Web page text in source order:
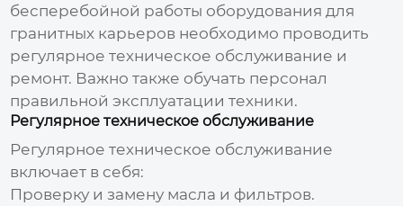
бесперебойной работы оборудования для
гранитных карьеров необходимо проводить
регулярное техническое обслуживание и
ремонт. Важно также обучать персонал
правильной эксплуатации техники.
Регулярное техническое обслуживание
Регулярное техническое обслуживание
включает в себя:
Проверку и замену масла и фильтров.